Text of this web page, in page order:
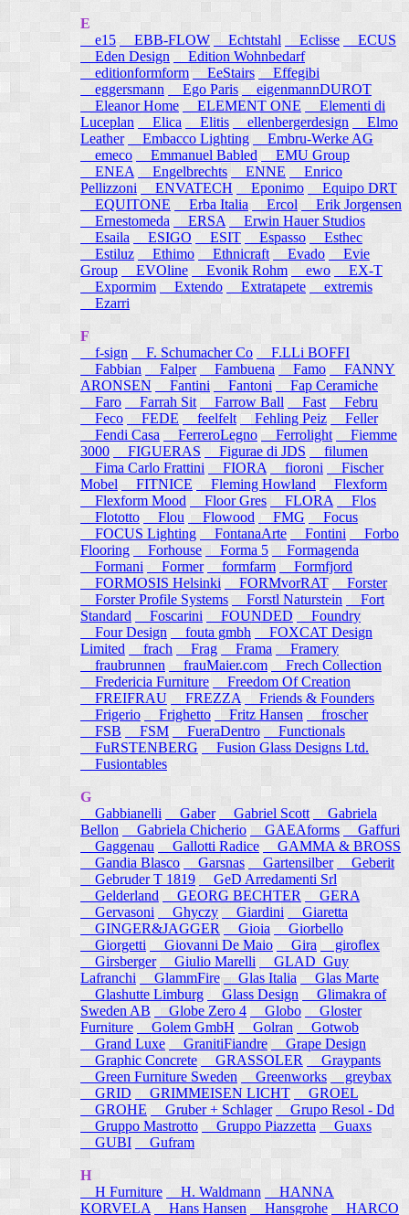
E
e15 EBB-FLOW Echtstahl Eclisse
ECUS
Eden Design
Edition Wohnbedarf
editionformform
EeStairs
Effegibi
eggersmann
Ego Paris
eigenmannDUROT
Eleanor Home
ELEMENT ONE
Elementi di
Luceplan
Elica Elitis ellenbergerdesign
Elmo
Leather
Embacco Lighting
Embru-Werke AG
emeco
Emmanuel Babled
EMU Group
ENEA
Engelbrechts ENNE
Enrico
Pellizzoni ENVATECH Eponimo
Equipo DRT
EQUITONE
Erba Italia Ercol
Erik Jorgensen
Ernestomeda
ERSA
Erwin Hauer Studios
Esaila
ESIGO ESIT Espasso
Esthec
Estiluz
Ethimo Ethnicraft Evado
Evie
Group
EVOline Evonik Rohm ewo
EX-T
Expormim
Extendo Extratapete
extremis
Ezarri
F
f-sign
F. Schumacher Co
F.LLi BOFFI
Fabbian
Falper Fambuena Famo
FANNY
ARONSEN
Fantini Fantoni
Fap Ceramiche
Faro
Farrah Sit Farrow Ball Fast
Febru
Feco
FEDE feelfelt Fehling Peiz
Feller
Fendi Casa
FerreroLegno Ferrolight
Fiemme
3000
FIGUERAS Figurae di JDS
filumen
Fima Carlo Frattini
FIORA fioroni
Fischer
Mobel
FITNICE Fleming Howland
Flexform
Flexform Mood
Floor Gres FLORA
Flos
Flototto
Flou Flowood FMG
Focus
FOCUS Lighting
FontanaArte Fontini
Forbo
Flooring
Forhouse Forma 5
Formagenda
Formani
Former formfarm
Formfjord
FORMOSIS Helsinki
FORMvorRAT
Forster
Forster Profile Systems
Forstl Naturstein
Fort
Standard
Foscarini FOUNDED
Foundry
Four Design
fouta gmbh
FOXCAT Design
Limited
frach Frag Frama
Framery
fraubrunnen
frauMaier.com
Frech Collection
Fredericia Furniture
Freedom Of Creation
FREIFRAU
FREZZA
Friends & Founders
Frigerio
Frighetto Fritz Hansen
froscher
FSB
FSM FueraDentro
Functionals
FuRSTENBERG
Fusion Glass Designs Ltd.
Fusiontables
G
Gabbianelli
Gaber Gabriel Scott
Gabriela
Bellon
Gabriela Chicherio GAEAforms
Gaffuri
Gaggenau
Gallotti Radice
GAMMA & BROSS
Gandia Blasco
Garsnas Gartensilber
Geberit
Gebruder T 1819
GeD Arredamenti Srl
Gelderland
GEORG BECHTER
GERA
Gervasoni
Ghyczy Giardini
Giaretta
GINGER&JAGGER
Gioia
Giorbello
Giorgetti
Giovanni De Maio Gira
giroflex
Girsberger
Giulio Marelli
GLAD_Guy
Lafranchi
GlammFire Glas Italia
Glas Marte
Glashutte Limburg
Glass Design
Glimakra of
Sweden AB
Globe Zero 4 Globo
Gloster
Furniture
Golem GmbH Golran
Gotwob
Grand Luxe
GranitiFiandre
Grape Design
Graphic Concrete
GRASSOLER
Graypants
Green Furniture Sweden
Greenworks
greybax
GRID
GRIMMEISEN LICHT
GROEL
GROHE
Gruber + Schlager
Grupo Resol - Dd
Gruppo Mastrotto
Gruppo Piazzetta
Guaxs
GUBI
Gufram
H
H Furniture
H. Waldmann
HANNA
KORVELA
Hans Hansen Hansgrohe HARCO